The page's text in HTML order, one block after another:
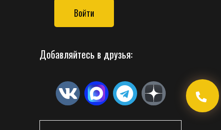
Войти
Добавляйтесь в друзья: